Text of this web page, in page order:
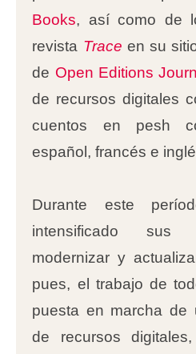
Books, así como de
revista Trace en su
de Open Editions
de recursos digitales
cuentos en pesh
español, francés e
Durante este
intensificado sus
modernizar y
pues, el trabajo de
puesta en marcha de
de recursos